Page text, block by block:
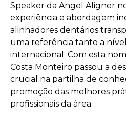
Speaker da Angel Aligner
experiência e abordagem
alinhadores dentários
uma referência tanto a
internacional. Com esta
Costa Monteiro passou a
crucial na partilha de
promoção das melhores
profissionais da área.